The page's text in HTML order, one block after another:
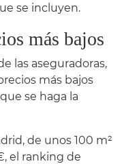
se incluyen.
más bajos
las aseguradoras,
más bajos
se haga la
de unos 100 m²
el ranking de